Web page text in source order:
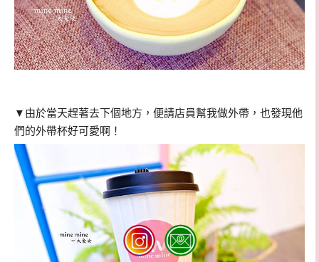
▼ 由於當天趕著去下個地方，便請店員幫我做外帶，也發現他
們的外帶杯好可愛啊！